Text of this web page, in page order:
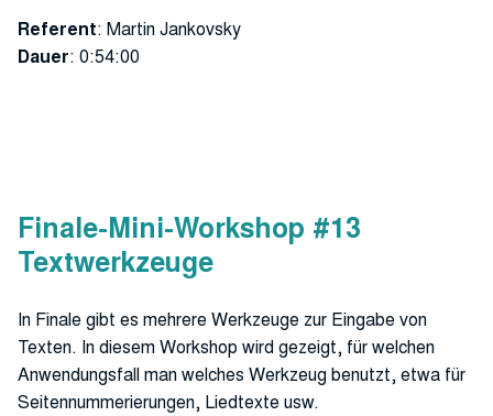
Referent: Martin Jankovsky
Dauer: 0:54:00
Finale-Mini-Workshop #13
Textwerkzeuge
In Finale gibt es mehrere Werkzeuge zur Eingabe von
Texten. In diesem Workshop wird gezeigt, für welchen
Anwendungsfall man welches Werkzeug benutzt, etwa für
Seitennummerierungen, Liedtexte usw.